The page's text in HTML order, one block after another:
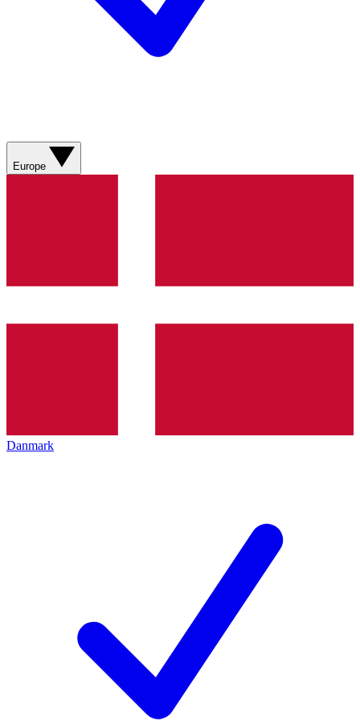
Europe
Danmark